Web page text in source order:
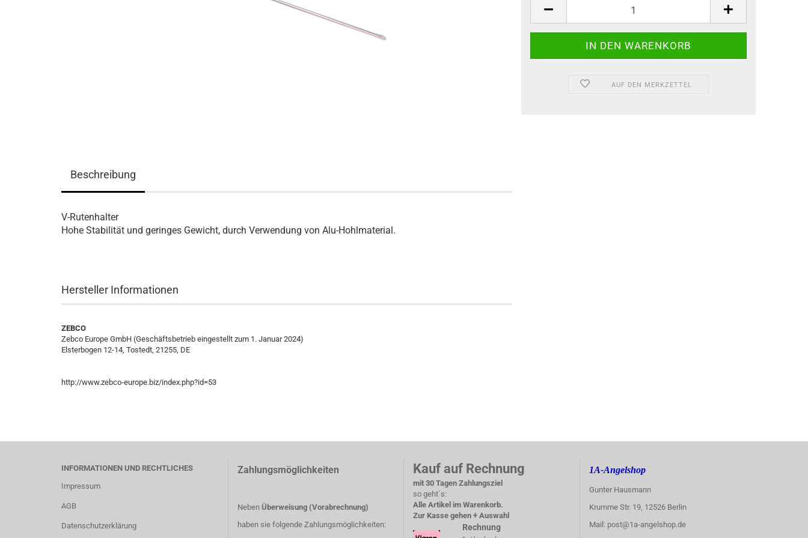
AUF DEN MERKZETTEL
Beschreibung
V-Rutenhalter
Hohe Stabilität und geringes Gewicht, durch Verwendung von Alu-Hohlmaterial.
Hersteller Informationen
ZEBCO
Zebco Europe GmbH (Geschäftsbetrieb eingestellt zum 1. Januar 2024)
Elsterbogen 12-14, Tostedt, 21255, DE
http://www.zebco-europe.biz/index.php?id=53
INFORMATIONEN UND RECHTLICHES
Impressum
AGB
Datenschutzerklärung
Zahlungsmöglichkeiten
NebenÜberweisung (Vorabrechnung)
haben sie folgende Zahlungsmöglichkeiten:
Kauf auf Rechnung
mit 30 Tagen Zahlungsziel
so geht´s:
Alle Artikel im Warenkorb.
Zur Kasse gehen + Auswahl
Rechnung
1A-Angelshop
Gunter Hausmann
Krumme Str. 19, 12526 Berlin
Mail: post@1a-angelshop.de